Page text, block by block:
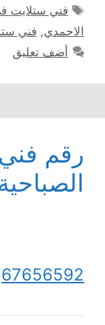
الوسوم
فني ستلايت
الاحمدي, فني
أضف تعليق
رقم
67656592